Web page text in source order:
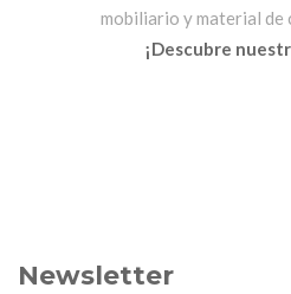
mobiliario y material de
¡Descubre
Newsletter